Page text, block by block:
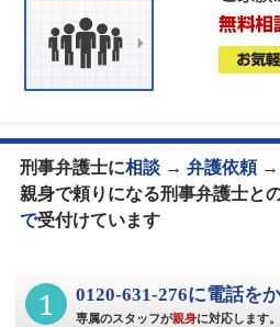
刑事弁護士に相談→ 弁護依頼 →
親身で頼りになる刑事弁護士と
で受付けています
1 0120-631-276に電話をか
専属のスタッフが親身に対応します。